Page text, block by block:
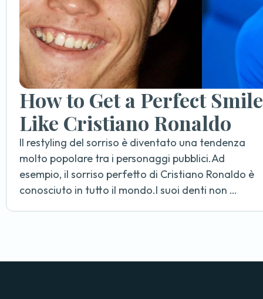
How to Get a Perfect Smile
Like Cristiano Ronaldo
Il restyling del sorriso è diventato una tendenza
molto popolare tra i personaggi pubblici.Ad
esempio, il sorriso perfetto di Cristiano Ronaldo è
conosciuto in tutto il mondo.I suoi denti non …